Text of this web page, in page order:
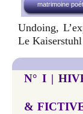
matrimoine
Undoing,
Le
N° I |
&